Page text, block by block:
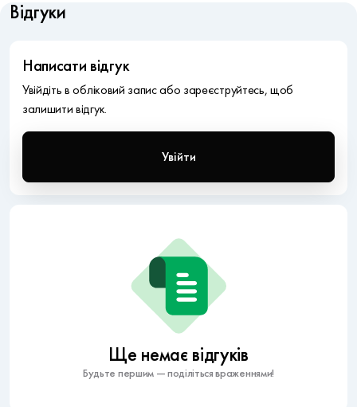
Відгуки
Ще немає відгуків
Будьте першим — поділіться враженнями!
Написати відгук
Увійдіть в обліковий запис або зареєструйтесь, щоб
залишити відгук.
Увійти